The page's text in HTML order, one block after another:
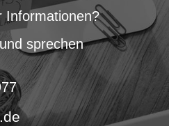
Informationen?
sprechen